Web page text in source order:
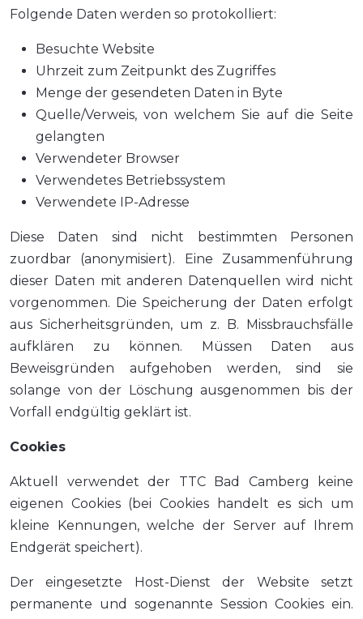
Folgende Daten werden so protokolliert:
Besuchte Website
Uhrzeit zum Zeitpunkt des Zugriffes
Menge der gesendeten Daten in Byte
Quelle/Verweis, von welchem Sie auf die Seite
gelangten
Verwendeter Browser
Verwendetes Betriebssystem
Verwendete IP-Adresse
Diese Daten sind nicht bestimmten Personen
zuordbar (anonymisiert). Eine Zusammenführung
dieser Daten mit anderen Datenquellen wird nicht
vorgenommen. Die Speicherung der Daten erfolgt
aus Sicherheitsgründen, um z. B. Missbrauchsfälle
aufklären zu können. Müssen Daten aus
Beweisgründen aufgehoben werden, sind sie
solange von der Löschung ausgenommen bis der
Vorfall endgültig geklärt ist.
Cookies
Aktuell verwendet der TTC Bad Camberg keine
eigenen Cookies (bei Cookies handelt es sich um
kleine Kennungen, welche der Server auf Ihrem
Endgerät speichert).
Der eingesetzte Host-Dienst der Website setzt
permanente und sogenannte Session Cookies ein.